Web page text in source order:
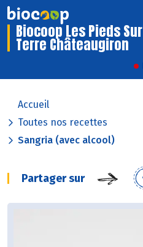
Biocoop Les Pieds Sur
Terre Châteaugiron
Accueil
Toutes nos recettes
Sangria (avec alcool)
Partager sur